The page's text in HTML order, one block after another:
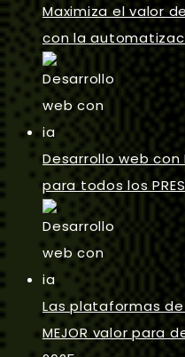
Maximiza el valor
con la
Desarrollo web
para todos los
Las plataformas de
MEJOR valor para